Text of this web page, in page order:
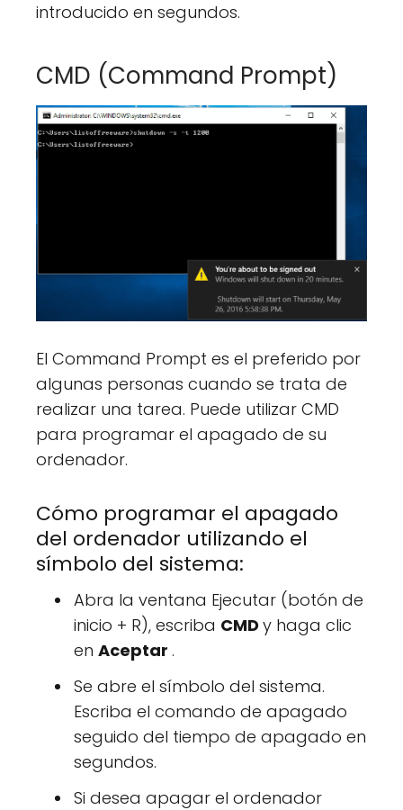
introducido en segundos.
CMD (Command Prompt)
El Command Prompt es el preferido por
algunas personas cuando se trata de
realizar una tarea. Puede utilizar CMD
para programar el apagado de su
ordenador.
Cómo programar el apagado
del ordenador utilizando el
símbolo del sistema:
Abra la ventana Ejecutar (botón de
inicio + R), escriba CMD y haga clic
en Aceptar .
Se abre el símbolo del sistema.
Escriba el comando de apagado
seguido del tiempo de apagado en
segundos.
Si desea apagar el ordenador